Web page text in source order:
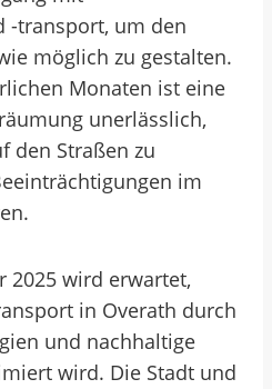
-transport, um den
möglich zu gestalten.
Monaten ist eine
unerlässlich,
den Straßen zu
im
2025 wird erwartet,
in Overath durch
und nachhaltige
wird. Die Stadt und